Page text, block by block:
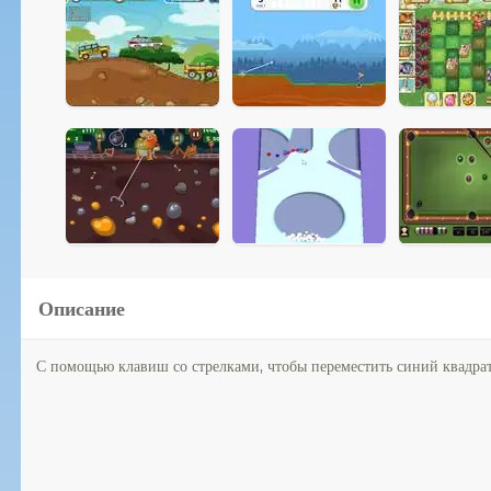
Описание
С помощью клавиш со стрелками, чтобы переместить синий